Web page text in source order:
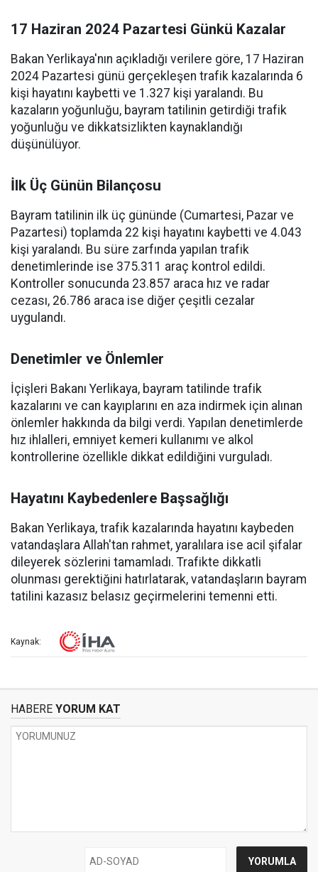
17 Haziran 2024 Pazartesi Günkü Kazalar
Bakan Yerlikaya'nın açıkladığı verilere göre, 17 Haziran
2024 Pazartesi günü gerçekleşen trafik kazalarında 6
kişi hayatını kaybetti ve 1.327 kişi yaralandı. Bu
kazaların yoğunluğu, bayram tatilinin getirdiği trafik
yoğunluğu ve dikkatsizlikten kaynaklandığı
düşünülüyor.
İlk Üç Günün Bilançosu
Bayram tatilinin ilk üç gününde (Cumartesi, Pazar ve
Pazartesi) toplamda 22 kişi hayatını kaybetti ve 4.043
kişi yaralandı. Bu süre zarfında yapılan trafik
denetimlerinde ise 375.311 araç kontrol edildi.
Kontroller sonucunda 23.857 araca hız ve radar
cezası, 26.786 araca ise diğer çeşitli cezalar
uygulandı.
Denetimler ve Önlemler
İçişleri Bakanı Yerlikaya, bayram tatilinde trafik
kazalarını ve can kayıplarını en aza indirmek için alınan
önlemler hakkında da bilgi verdi. Yapılan denetimlerde
hız ihlalleri, emniyet kemeri kullanımı ve alkol
kontrollerine özellikle dikkat edildiğini vurguladı.
Hayatını Kaybedenlere Başsağlığı
Bakan Yerlikaya, trafik kazalarında hayatını kaybeden
vatandaşlara Allah'tan rahmet, yaralılara ise acil şifalar
dileyerek sözlerini tamamladı. Trafikte dikkatli
olunması gerektiğini hatırlatarak, vatandaşların bayram
tatilini kazasız belasız geçirmelerini temenni etti.
Kaynak:
HABERE YORUM KAT